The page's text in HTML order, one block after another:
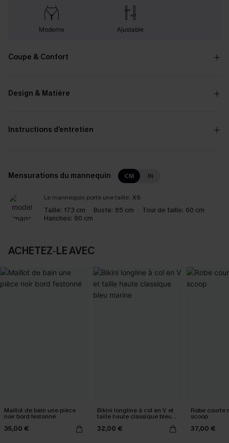
Moderne Ajustable
Coupe & Confort
Design & Matière
Instructions d’entretien
Mensurations du mannequin CM IN
Le mannequin porte une taille: XS
Taille: 173 cm Buste: 85 cm Tour de taille: 60 cm
Hanches: 90 cm
ACHETEZ‑LE AVEC
Maillot de bain une pièce
noir bord festonné
35,00 €
Bikini longline à col en V et
taille haute classique bleu
32,00 €
Robe courte
scoop
37,00 €